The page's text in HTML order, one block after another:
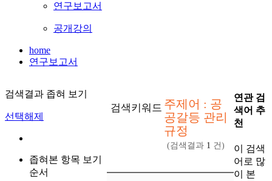
연구보고서
공개강의
home
연구보고서
검색결과 좁혀 보기
선택해제
좁혀본 항목 보기
순서
검색키워드 주제어 : 공
공갈등 관리
규정
(검색결과 1 건)
연관 검
색어 추
천
이 검색
어로 많
이 본